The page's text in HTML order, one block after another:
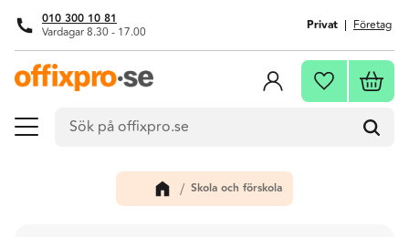
Meny
010 300 10 81
Vardagar 8.30 - 17.00 Privat Företag
Favoriter
Skola och förskola